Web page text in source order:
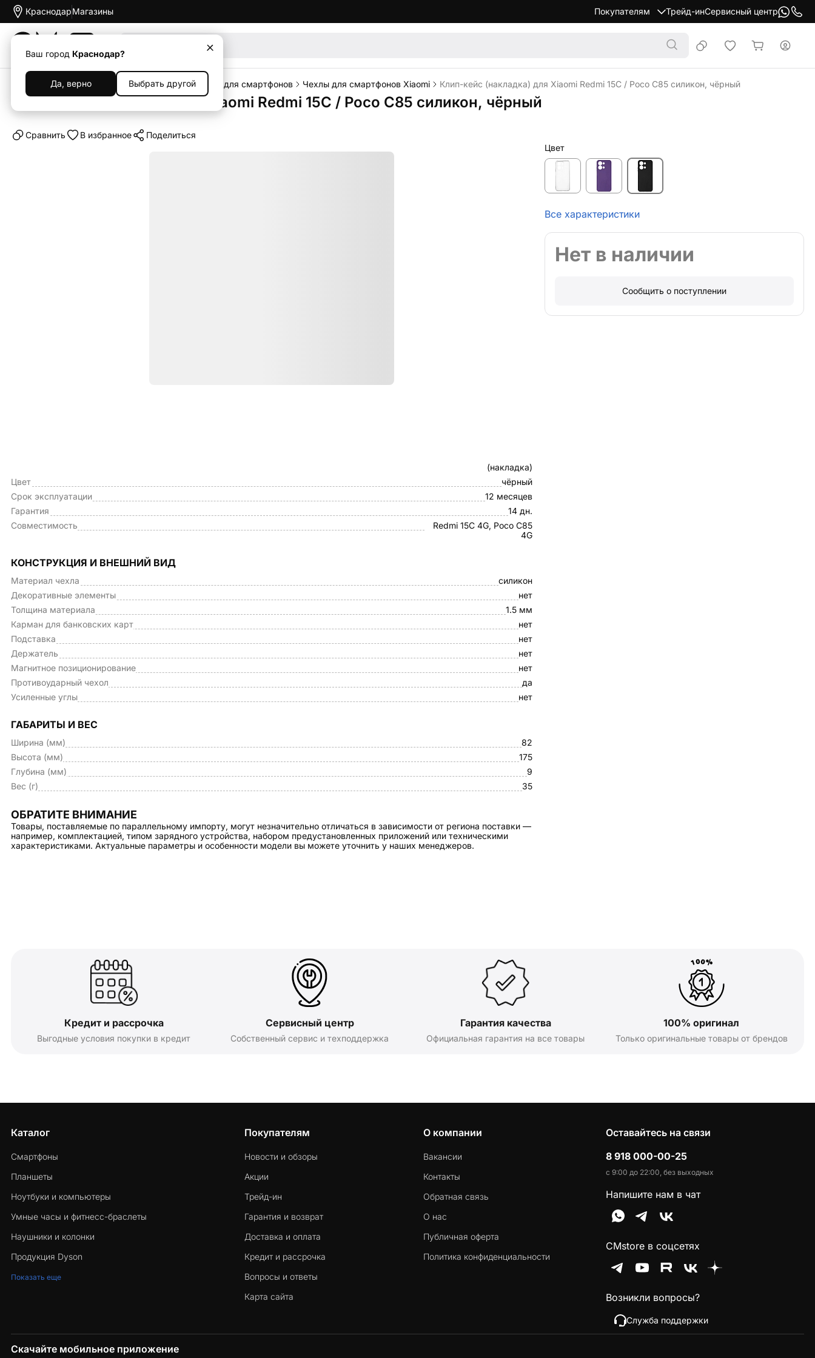
Краснодар
Ваш город Краснодар?
Да, верно Выбрать другой
Магазины Покупателям Трейд-инСервисный центр
Каталог Аксессуары Чехлы Чехлы для смартфонов Чехлы для смартфонов Xiaomi Клип-кейс (накладка) для Xiaomi Redmi 15C / Poco C85 силикон, чёрный
Клип-кейс (накладка) для Xiaomi Redmi 15C / Poco C85 силикон, чёрный
Cравнить В избранное Поделиться
(накладка)
Цвет
чёрный
Срок эксплуатации
12 месяцев
Гарантия
14 дн.
Совместимость
Redmi 15C 4G, Poco C85
4G
КОНСТРУКЦИЯ И ВНЕШНИЙ ВИД
Материал чехла
силикон
Декоративные элементы
нет
Толщина материала
1.5 мм
Карман для банковских карт
нет
Подставка
нет
Держатель
нет
Магнитное позиционирование
нет
Противоударный чехол
да
Усиленные углы
нет
ГАБАРИТЫ И ВЕС
Ширина (мм)
82
Высота (мм)
175
Глубина (мм)
9
Вес (г)
35
ОБРАТИТЕ ВНИМАНИЕ
Товары, поставляемые по параллельному импорту, могут незначительно отличаться в зависимости от региона поставки —
например, комплектацией, типом зарядного устройства, набором предустановленных приложений или техническими
характеристиками. Актуальные параметры и особенности модели вы можете уточнить у наших менеджеров.
Цвет
Все характеристики
Нет в наличии
Сообщить о поступлении
Кредит и рассрочка
Выгодные условия покупки в кредит
Сервисный центр
Собственный сервис и техподдержка
Гарантия качества
Официальная гарантия на все товары
100% оригинал
Только оригинальные товары от брендов
Каталог
Смартфоны
Планшеты
Ноутбуки и компьютеры
Умные часы и фитнесс-браслеты
Наушники и колонки
Продукция Dyson
Показать еще
Покупателям
Новости и обзоры
Акции
Трейд-ин
Гарантия и возврат
Доставка и оплата
Кредит и рассрочка
Вопросы и ответы
Карта сайта
О компании
Вакансии
Контакты
Обратная связь
О нас
Публичная оферта
Политика конфиденциальности
Оставайтесь на связи
8 918 000-00-25
с 9:00 до 22:00, без выходных
Напишите нам в чат
CMstore в соцсетях
Возникли вопросы?
Служба поддержки
Скачайте мобильное приложение